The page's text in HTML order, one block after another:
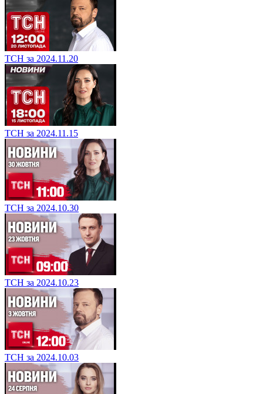
ТСН за 2024.11.20
ТСН за 2024.11.15
ТСН за 2024.10.30
ТСН за 2024.10.23
ТСН за 2024.10.03